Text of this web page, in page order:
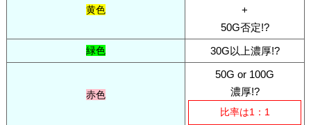
黄色
+
50G否定!?
緑色 30G以上濃厚!?
赤色
50G or 100G
濃厚!?
比率は1：1